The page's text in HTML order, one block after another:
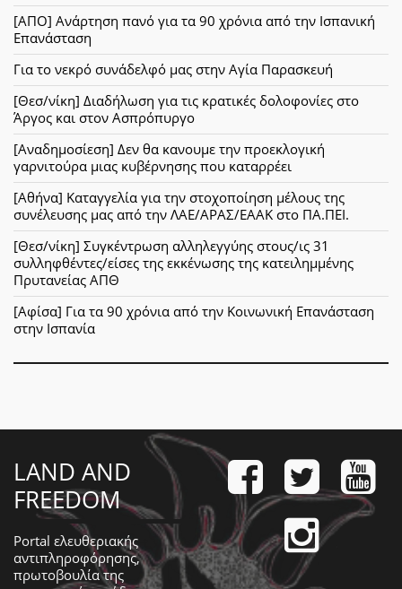
[ΑΠΟ] Ανάρτηση πανό για τα 90 χρόνια από την Ισπανική
Επανάσταση
Για το νεκρό συνάδελφό μας στην Αγία Παρασκευή
[Θεσ/νίκη] Διαδήλωση για τις κρατικές δολοφονίες στο
Άργος και στον Ασπρόπυργο
[Αναδημοσίεση] Δεν θα κανουμε την προεκλογική
γαρνιτούρα μιας κυβέρνησης που καταρρέει
[Αθήνα] Καταγγελία για την στοχοποίηση μέλους της
συνέλευσης μας από την ΛΑΕ/ΑΡΑΣ/ΕΑΑΚ στο ΠΑ.ΠΕΙ.
[Θεσ/νίκη] Συγκέντρωση αλληλεγγύης στους/ις 31
συλληφθέντες/είσες της εκκένωσης της κατειλημμένης
Πρυτανείας ΑΠΘ
[Αφίσα] Για τα 90 χρόνια από την Κοινωνική Επανάσταση
στην Ισπανία
LAND AND
FREEDOM
Portal ελευθεριακής
αντιπληροφόρησης,
πρωτοβουλία της